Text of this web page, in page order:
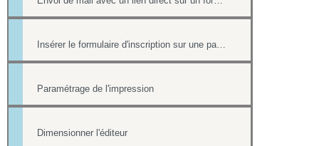
Insérer le formulaire d'inscription sur une page
Paramétrage de l'impression
Dimensionner l'éditeur